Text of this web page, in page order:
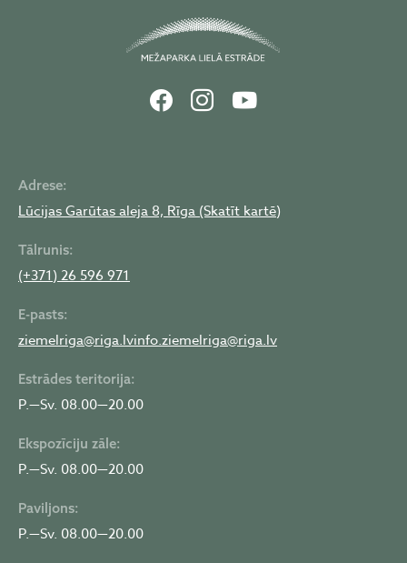
Adrese:
Lūcijas Garūtas aleja 8, Rīga (Skatīt kartē)
Tālrunis:
(+371) 26 596 971
E-pasts:
ziemelriga@riga.lvinfo.ziemelriga@riga.lv
Estrādes teritorija:
P.—Sv. 08.00—20.00
Ekspozīciju zāle:
P.—Sv. 08.00—20.00
Paviljons:
P.—Sv. 08.00—20.00